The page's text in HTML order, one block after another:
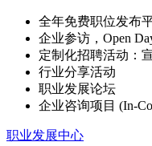
全年免费职位发布
企业参访，Open
定制化招聘活动：
行业分享活动
职业发展论坛
企业咨询项目 (In-
职业发展中心